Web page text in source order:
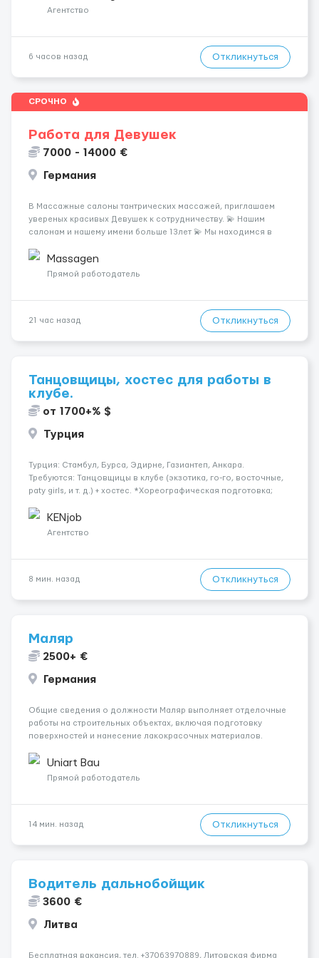
клиентов (без ...
Агентство
6 часов назад Откликнуться
СРОЧНО
Работа для Девушек
7000 - 14000 €
Германия
В Массажные салоны тантрических массажей, приглашаем
увереных красивых Девушек к сотрудничеству. 💫 Нашим
салонам и нашему имени больше 13лет 💫 Мы находимся в
заработная плата 💚Мы гарантируем Наличие работы. Поток 💝
incall / Out...
Massagen
Прямой работодатель
21 час назад Откликнуться
Танцовщицы, хостес для работы в
клубе.
от 1700+% $
Турция
Турция: Стамбул, Бурса, Эдирне, Газиантеп, Анкара.
Требуются: Танцовщицы в клубе (экзотика, го-го, восточные,
paty girls, и т. д.) + хостес. *Хореографическая подготовка;
загранпаспорта; Рабочая виза. Контракт от четырех месяцев
до год...
KENjob
Агентство
8 мин. назад Откликнуться
Маляр
2500+ €
Германия
Общие сведения о должности Маляр выполняет отделочные
работы на строительных объектах, включая подготовку
поверхностей и нанесение лакокрасочных материалов.
профессионалов на месте, приглашения делаем только для
профессионалов с доказательным портф...
Uniart Bau
Прямой работодатель
14 мин. назад Откликнуться
Водитель дальнобойщик
3600 €
Литва
Бесплатная вакансия, тел. +37063970889, Литовская фирма